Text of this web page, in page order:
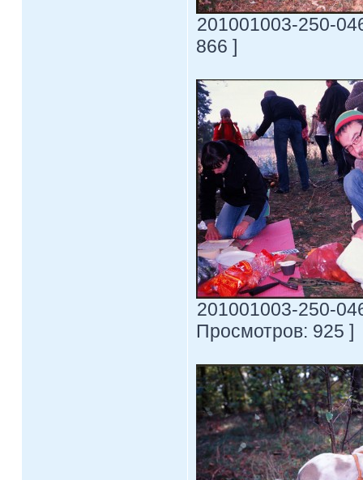
201001003-250-
866 ]
201001003-250-
Просмотров: 925 ]